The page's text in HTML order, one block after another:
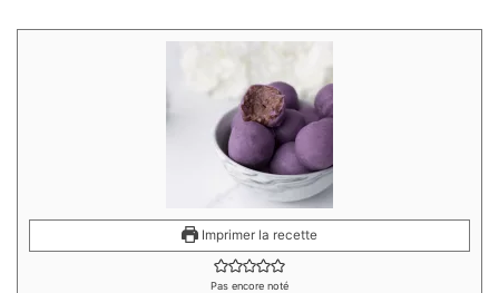
Imprimer la recette
Pas encore noté